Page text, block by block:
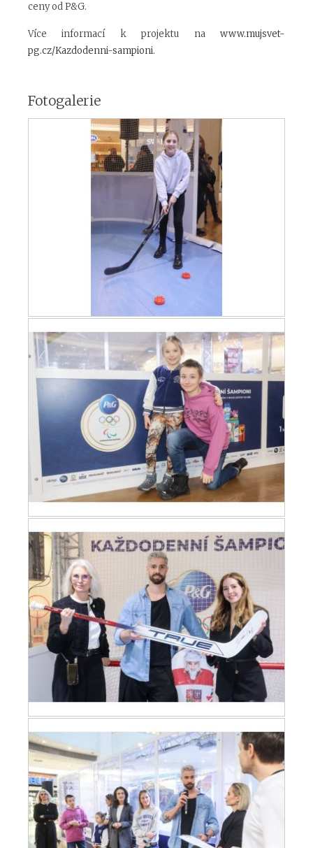
ceny od P&G.
Více informací k projektu na www.mujsvet-
pg.cz/Kazdodenni-sampioni.
Fotogalerie